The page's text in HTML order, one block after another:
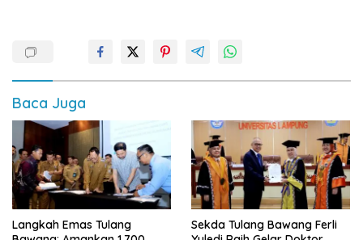
Baca Juga
Langkah Emas Tulang
Sekda Tulang Bawang Ferli